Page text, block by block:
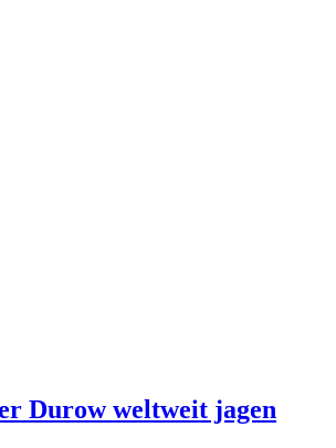
Durow weltweit jagen